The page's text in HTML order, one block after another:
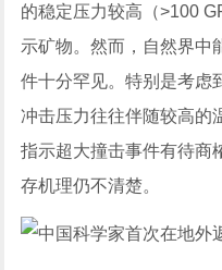
的稳定压力较高（>100
示矿物。然而，自然界中
件十分罕见。特别是考虑
冲击压力往往伴随较高的
指示超大撞击事件有待商
存机理仍不清楚。